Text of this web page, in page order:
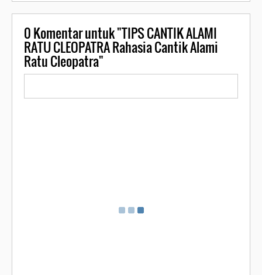
0Komentar untuk "TIPS CANTIK ALAMI
RATU CLEOPATRA Rahasia Cantik Alami
Ratu Cleopatra"